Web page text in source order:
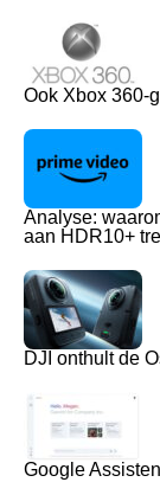
Ook Xbox 360-
Analyse:
aan HDR10+
DJI onthult de
Google